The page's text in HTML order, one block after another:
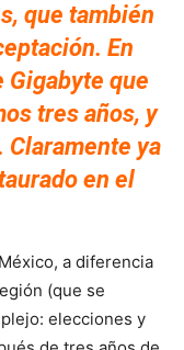
que también
En
Gigabyte que
tres años, y
Claramente ya
en el
a diferencia
(que se
elecciones y